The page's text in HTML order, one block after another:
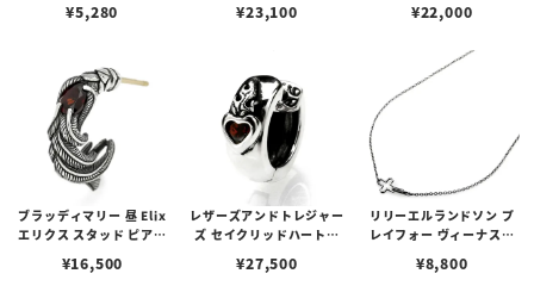
¥5,280 ¥23,100 ¥22,000
ブラッディマリー 昼 Elix
エリクス スタッド ピアス
¥16,500
レザーズアンドトレジャー
ズ セイクリッドハートピ
¥27,500
リリーエルランドソン プ
レイフォー ヴィーナスチ
¥8,800